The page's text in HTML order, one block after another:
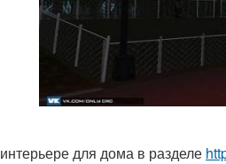
для дома в разделе